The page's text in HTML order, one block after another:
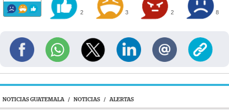
2 3 2 8
NOTICIAS GUATEMALA / NOTICIAS / ALERTAS